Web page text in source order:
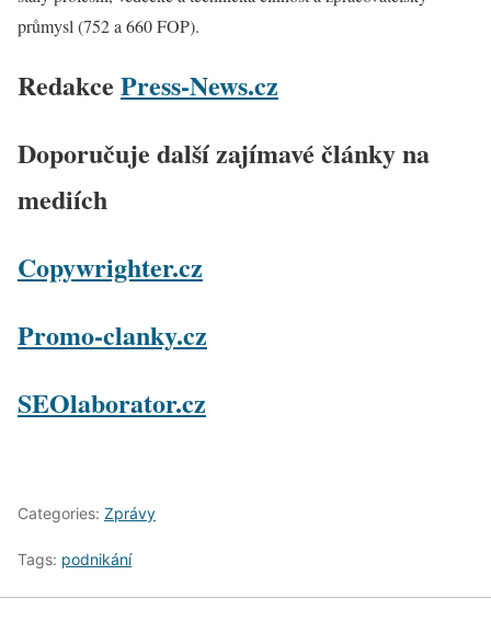
průmysl (752 a 660 FOP).
Redakce Press-News.cz
Doporučuje další zajímavé články na
mediích
Copywrighter.cz
Promo-clanky.cz
SEOlaborator.cz
Categories: Zprávy
Tags: podnikání